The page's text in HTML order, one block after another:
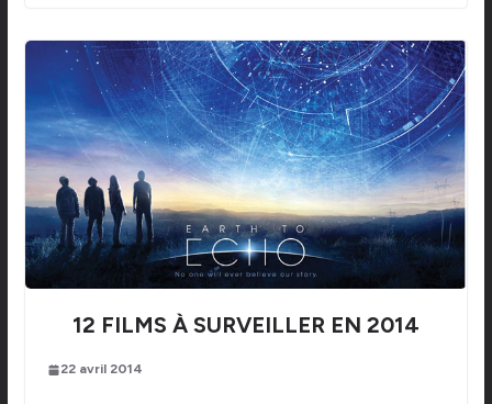
12 FILMS À SURVEILLER EN 2014
22 avril 2014